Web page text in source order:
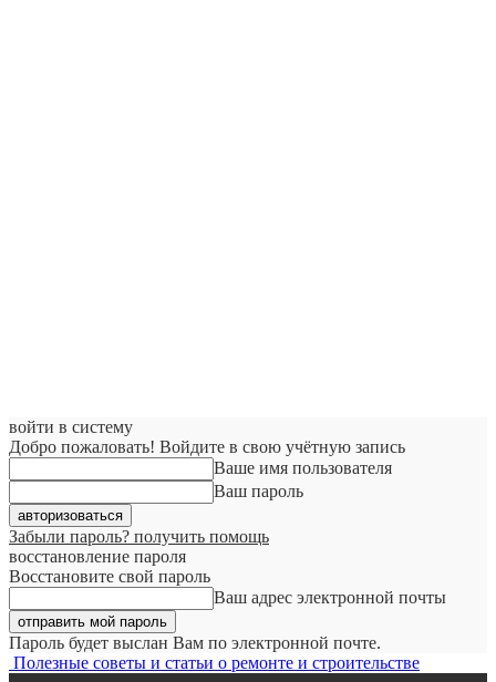
войти в систему
Добро пожаловать! Войдите в свою учётную запись
Ваше имя пользователя
Ваш пароль
Забыли пароль? получить помощь
восстановление пароля
Восстановите свой пароль
Ваш адрес электронной почты
Пароль будет выслан Вам по электронной почте.
Полезные советы и статьи о ремонте и строительстве